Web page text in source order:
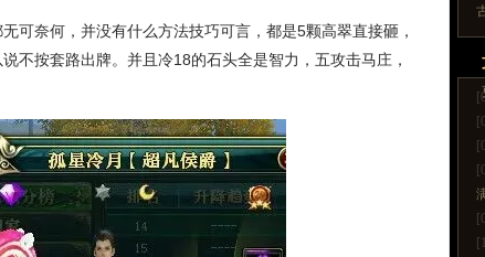
可奈何，并没有什么方法技巧可言，都是5颗高翠直接砸，
不按套路出牌。并且冷18的石头全是智力，五攻击马庄，